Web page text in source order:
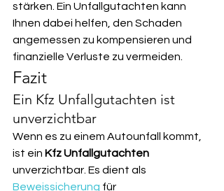
stärken. Ein Unfallgutachten kann
Ihnen dabei helfen, den Schaden
angemessen zu kompensieren und
finanzielle Verluste zu vermeiden.
Fazit
Ein Kfz Unfallgutachten ist
unverzichtbar
Wenn es zu einem Autounfall kommt,
ist ein Kfz Unfallgutachten
unverzichtbar. Es dient als
Beweissicherung für